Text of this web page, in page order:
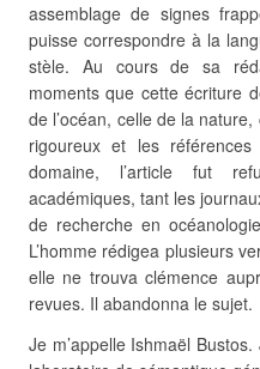
assemblage de signes
puisse correspondre à la
stèle. Au cours de sa
moments que cette écriture
de l’océan, celle de la
rigoureux et les
domaine, l’article fut
académiques, tant les
de recherche en
L’homme rédigea plusieurs
elle ne trouva clémence
revues. Il abandonna le sujet.
Je m’appelle Ishmaël